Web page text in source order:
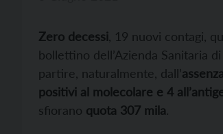
Zero decessi , 19 nuovi contagi,
bollettino dell’Azienda Sanitaria di
partire, naturalmente, dall’
positivi al molecolare e 4
sfiorano quota 307 mila.